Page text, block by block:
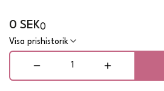
0 SEK0
Visa prishistorik